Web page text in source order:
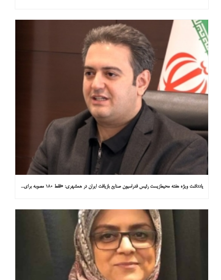
یادداشت ویژه هفته محیط‌زیست رئیس فدراسیون صنایع بازیافت ایران در همشهری: «فقط ۱۸۰ مصوبه برای خارج کردن خودروهای فرسوده از خیابان‌ها»